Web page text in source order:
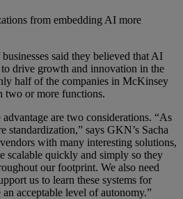
from embedding AI more
said they believed that AI
drive growth and innovation in the
half of the companies in McKinsey
two or more functions.
are two considerations. “As
standardization,” says GKN’s Sacha
with many interesting solutions,
scalable quickly and simply so they
our footprint. We also need
us to learn these systems for
acceptable level of autonomy.”